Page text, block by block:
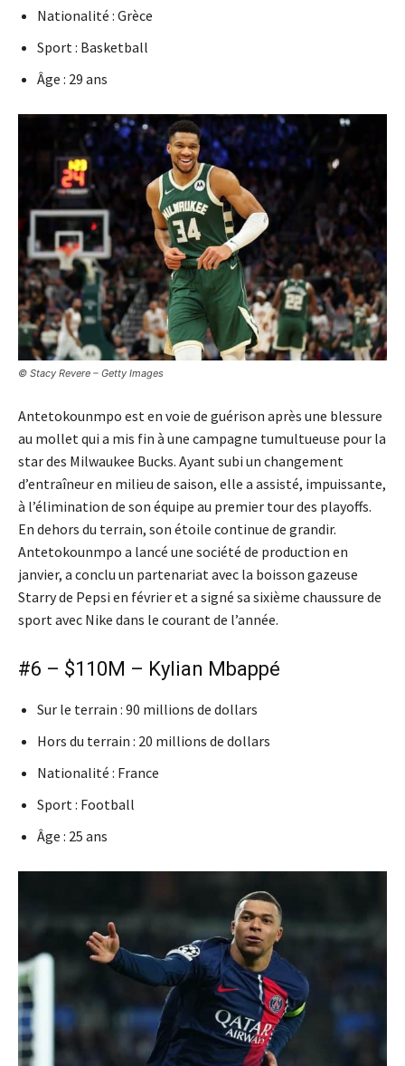
Nationalité : Grèce
Sport : Basketball
Âge : 29 ans
© Stacy Revere – Getty Images
Antetokounmpo est en voie de guérison après une blessure
au mollet qui a mis fin à une campagne tumultueuse pour la
star des Milwaukee Bucks. Ayant subi un changement
d’entraîneur en milieu de saison, elle a assisté, impuissante,
à l’élimination de son équipe au premier tour des playoffs.
En dehors du terrain, son étoile continue de grandir.
Antetokounmpo a lancé une société de production en
janvier, a conclu un partenariat avec la boisson gazeuse
Starry de Pepsi en février et a signé sa sixième chaussure de
sport avec Nike dans le courant de l’année.
#6 – $110M – Kylian Mbappé
Sur le terrain : 90 millions de dollars
Hors du terrain : 20 millions de dollars
Nationalité : France
Sport : Football
Âge : 25 ans